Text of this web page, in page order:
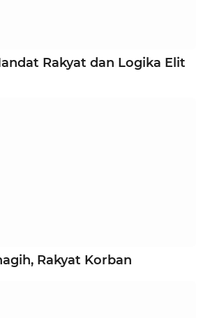
Rakyat dan Logika Elit
Rakyat Korban